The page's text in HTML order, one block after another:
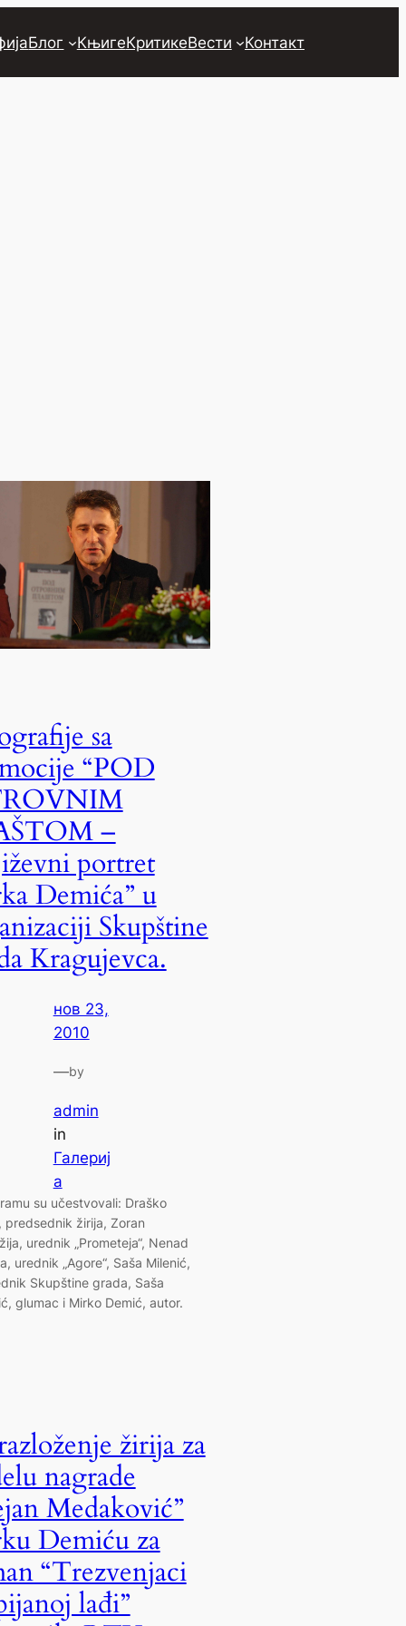
Блог КњигеКритикеВести Контакт
sa
“POD
–
portret
Demića” u
Skupštine
Kragujevca.
нов 23,
2010
—by
admin
in
Галериј
а
su učestvovali: Draško
predsednik žirija, Zoran
urednik „Prometeja“, Nenad
urednik „Agore“, Saša Milenić,
Skupštine grada, Saša
glumac i Mirko Demić, autor.
žirija za
nagrade
Medaković”
Demiću za
“Trezvenjaci
lađi”